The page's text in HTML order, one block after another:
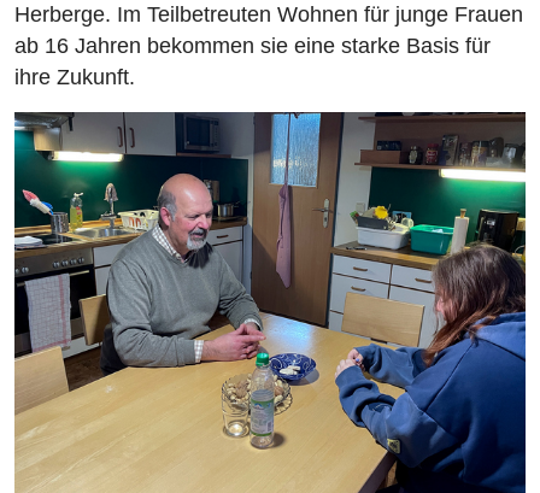
Herberge. Im Teilbetreuten Wohnen für junge Frauen
ab 16 Jahren bekommen sie eine starke Basis für
ihre Zukunft.